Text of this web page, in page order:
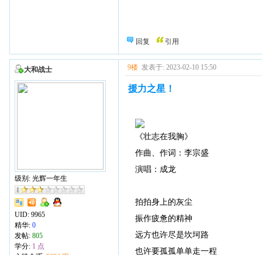
回复 引用
大和战士
级别: 光辉一年生
UID: 9965
精华: 0
发帖: 805
学分: 1 点
9楼 发表于: 2023-02-10 15:50
援力之星！
《壮志在我胸》
作曲、作词：李宗盛
演唱：成龙
拍拍身上的灰尘
振作疲惫的精神
远方也许尽是坎坷路
也许要孤孤单单走一程